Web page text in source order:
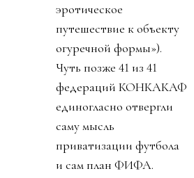
не могущая
договориться какие
дырочки в розетках
должны быть,
объединилась. Все 55
стран УЕФА объявили
бойкот всем
соревнованиям ФИФА
(см. «Посыл в пешее